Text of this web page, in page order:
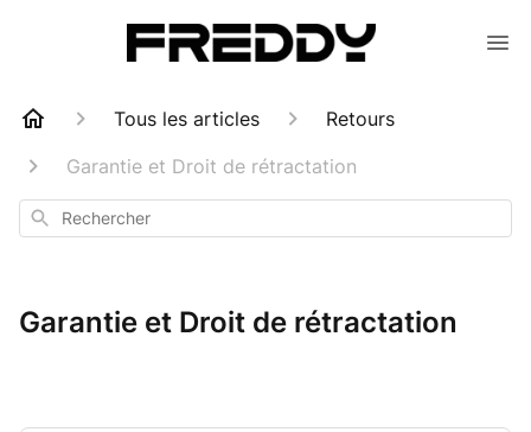
Tous les articles
Retours
Garantie et Droit de rétractation
Rechercher
Garantie et Droit de rétractation